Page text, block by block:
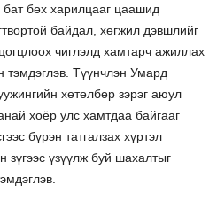
бат бөх харилцааг цаашид
байдал, хөгжил дэвшлийг
чиглэлд хамтарч ажиллах
тэмдэглэв. Түүнчлэн Умард
хөтөлбөр зэрэг аюул
хоёр улс хамтдаа байгааг
бүрэн татгалзах хүртэл
зүгээс үзүүлж буй шахалтыг